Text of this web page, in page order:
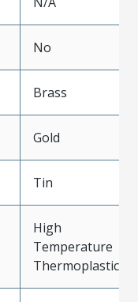
No
Brass
Gold
Tin
High
Temperature
Thermoplastic